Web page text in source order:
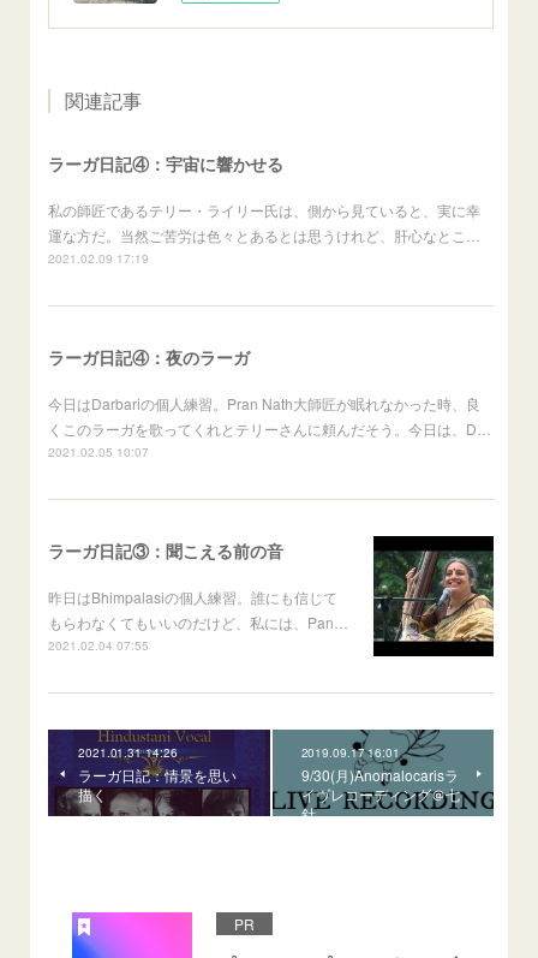
関連記事
ラーガ日記④：宇宙に響かせる
私の師匠であるテリー・ライリー氏は、側から見ていると、実に幸
運な方だ。当然ご苦労は色々とあるとは思うけれど、肝心なとこ…
2021.02.09 17:19
ラーガ日記④：夜のラーガ
今日はDarbariの個人練習。Pran Nath大師匠が眠れなかった時、良
くこのラーガを歌ってくれとテリーさんに頼んだそう。今日は、D…
2021.02.05 10:07
ラーガ日記③：聞こえる前の音
昨日はBhimpalasiの個人練習。誰にも信じて
もらわなくてもいいのだけど、私には、Pan…
2021.02.04 07:55
2021.01.31 14:26
ラーガ日記：情景を思い
描く
2019.09.17 16:01
9/30(月)Anomalocarisラ
イヴレコーディング＠七
針
PR